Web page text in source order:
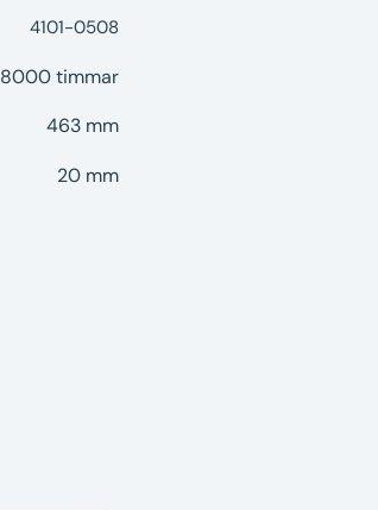
4101-0508
8000 timmar
463 mm
20 mm